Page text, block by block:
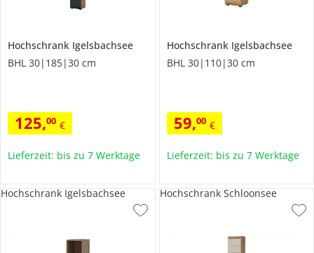
Hochschrank Igelsbachsee
BHL 30|185|30 cm
125,00 €
Lieferzeit: bis zu 7 Werktage
Hochschrank Igelsbachsee
BHL 30|110|30 cm
59,00 €
Lieferzeit: bis zu 7 Werktage
Hochschrank Igelsbachsee Hochschrank Schloonsee